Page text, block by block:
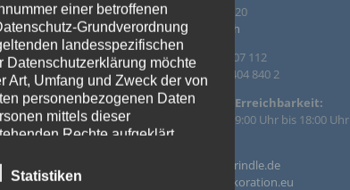
Prinzendamm 20
25436 Tornesch
Tel. +49 4122 407 112
Fax. +49 4122 404 840 2
Telefonische Erreichbarkeit:
Mo. – Fr. von 09:00 Uhr bis 18:00 Uhr
info@agentur-rindle.de
info@eventdekoration.eu
einer betroffenen
Grundverordnung
landesspezifischen
Datenschutzerklärung möchte
Art, Umfang und Zweck der von
personenbezogenen Daten
mittels dieser
Rechte aufgeklärt.
zahlreiche technische
um einen möglichst
Statistiken